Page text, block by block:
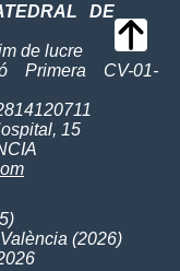
DE
de lucre
Primera CV-01-
15
(2026)